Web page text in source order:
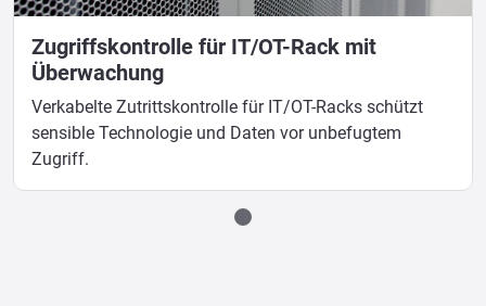
Zugriffskontrolle für IT/OT-Rack mit
Überwachung
Verkabelte Zutrittskontrolle für IT/OT-Racks schützt
sensible Technologie und Daten vor unbefugtem
Zugriff.